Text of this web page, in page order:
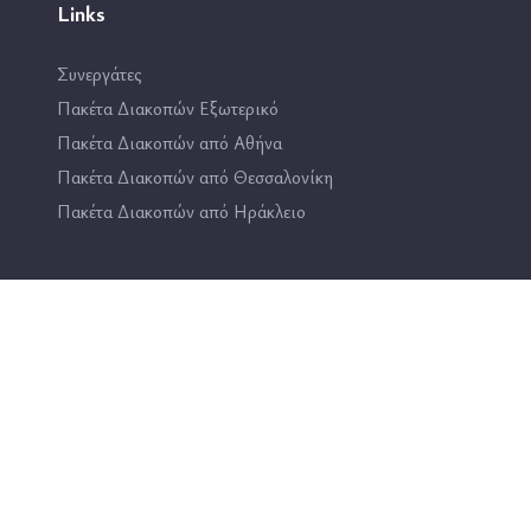
Links
Συνεργάτες
Πακέτα Διακοπών Εξωτερικό
Πακέτα Διακοπών από Αθήνα
Πακέτα Διακοπών από Θεσσαλονίκη
Πακέτα Διακοπών από Ηράκλειο